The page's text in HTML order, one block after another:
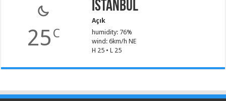
25 C
İstanbul
Açık
humidity: 76%
wind: 6km/h NE
H 25 • L 25